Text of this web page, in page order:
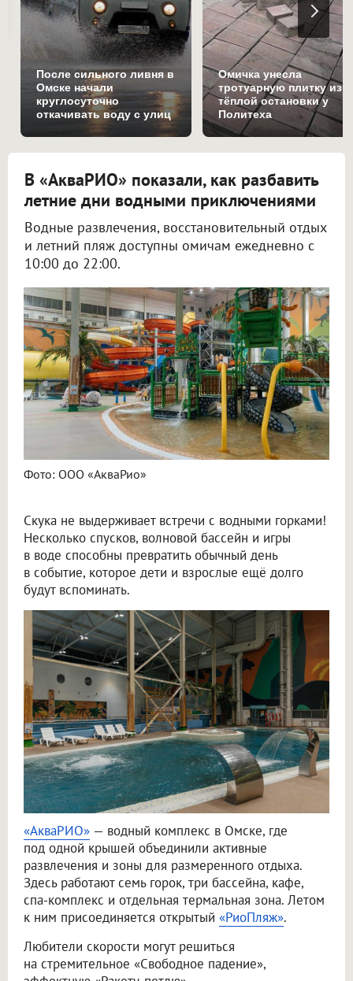
После сильного ливня в
Омске начали
круглосуточно
откачивать воду с улиц
Омичка унесла
тротуарную плитку из
тёплой остановки у
Политеха
В «АкваРИО» показали, как разбавить
летние дни водными приключениями
Водные развлечения, восстановительный отдых
и летний пляж доступны омичам ежедневно с
10:00 до 22:00.
Фото: ООО «АкваРио»
Скука не выдерживает встречи с водными горками!
Несколько спусков, волновой бассейн и игры
в воде способны превратить обычный день
в событие, которое дети и взрослые ещё долго
будут вспоминать.
«АкваРИО» — водный комплекс в Омске, где
под одной крышей объединили активные
развлечения и зоны для размеренного отдыха.
Здесь работают семь горок, три бассейна, кафе,
спа-комплекс и отдельная термальная зона. Летом
к ним присоединяется открытый «РиоПляж».
Любители скорости могут решиться
на стремительное «Свободное падение»,